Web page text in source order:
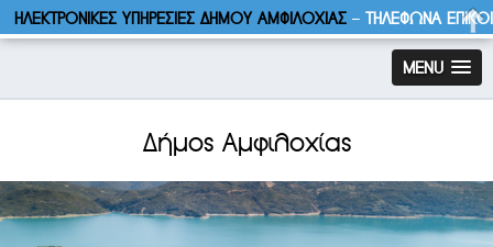
MENU
Δήμος Αμφιλοχίας
ΗΛΕΚΤΡΟΝΙΚΕΣ ΥΠΗΡΕΣΙΕΣ ΔΗΜΟΥ ΑΜΦΙΛΟΧΙΑΣ– ΤΗΛΕΦΩΝΑ